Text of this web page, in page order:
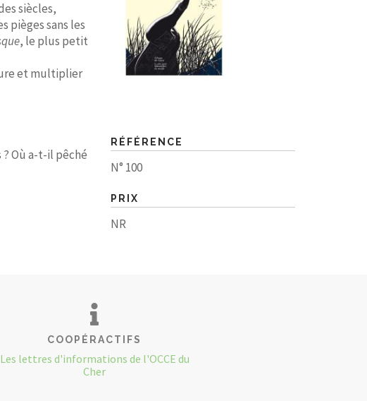
siècles,
pièges sans les
, le plus petit
et multiplier
Où a-t-il pêché
RÉFÉRENCE
N° 100
PRIX
NR
COOPÉRACTIFS
Les lettres d'informations de l'OCCE du
Cher